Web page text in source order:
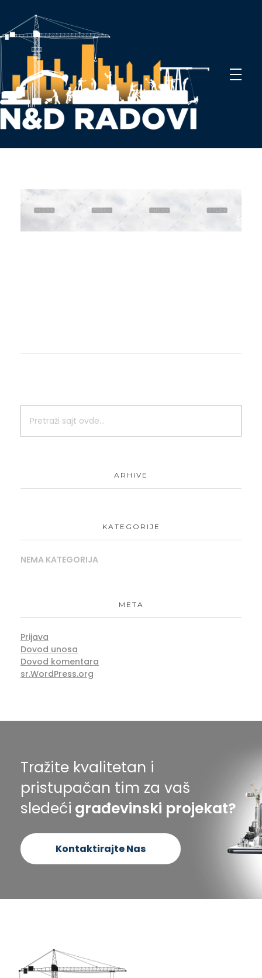
ARHIVE
KATEGORIJE
NEMA KATEGORIJA
META
Prijava
Dovod unosa
Dovod komentara
sr.WordPress.org
Tražite kvalitetan i
pristupačan tim za vaš
sledeći građevinski projekat?
Kontaktirajte Nas